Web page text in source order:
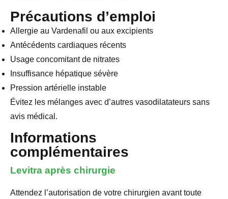
Précautions d’emploi
Allergie au Vardenafil ou aux excipients
Antécédents cardiaques récents
Usage concomitant de nitrates
Insuffisance hépatique sévère
Pression artérielle instable
Évitez les mélanges avec d’autres vasodilatateurs sans
avis médical.
Informations
complémentaires
Levitra après chirurgie
Attendez l’autorisation de votre chirurgien avant toute